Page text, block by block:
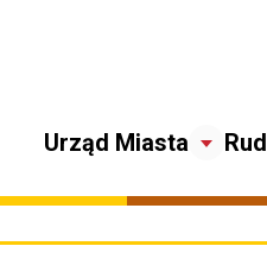
Urząd Miasta